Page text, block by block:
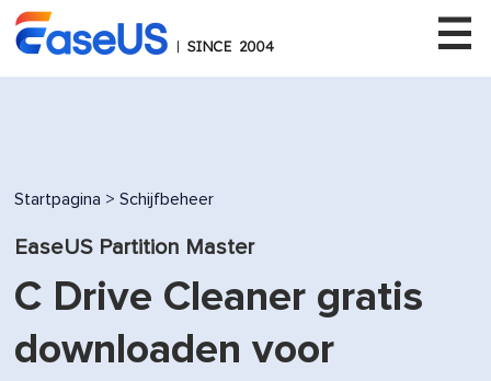
Startpagina > Schijfbeheer
EaseUS Partition Master
C Drive Cleaner gratis
downloaden voor